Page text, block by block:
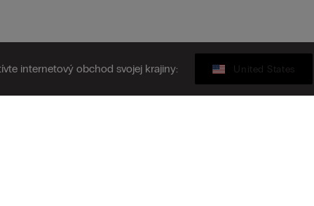
internetový obchod svojej krajiny: United States